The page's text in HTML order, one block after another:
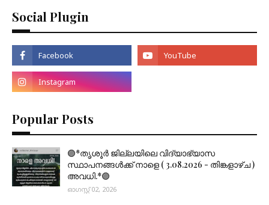
Social Plugin
Popular Posts
🟣*തൃശൂര്‍ ജില്ലയിലെ വിദ്യാഭ്യാസ
സ്ഥാപനങ്ങൾക്ക് നാളെ ( 3.08.2026 - തിങ്കളാഴ്ച )
അവധി.*🟣
ഓഗസ്റ്റ് 02, 2026